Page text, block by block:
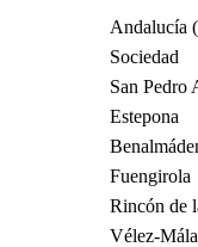
Andalucía
Sociedad
San Pedro
Estepona
Fuengirola
Rincón de
Vélez-